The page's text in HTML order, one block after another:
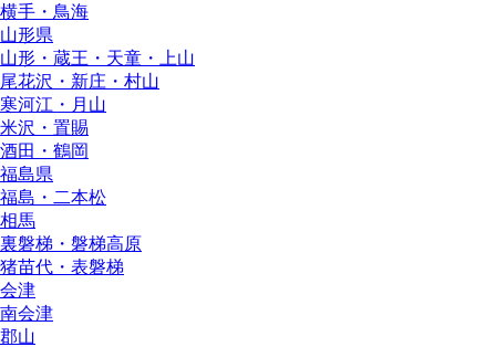
横手・鳥海
山形県
山形・蔵王・天童・上山
尾花沢・新庄・村山
寒河江・月山
米沢・置賜
酒田・鶴岡
福島県
福島・二本松
相馬
裏磐梯・磐梯高原
猪苗代・表磐梯
会津
南会津
郡山